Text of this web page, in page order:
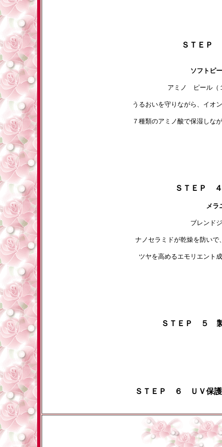
ＳＴＥＰ
ソフトピ
アミノ ピール（
うるおいを守りながら、イオ
７種類のアミノ酸で保湿しな
ＳＴＥＰ
メラ
ブレンド
ナノセラミドが乾燥を防い
ツヤを高めるエモリエント
ＳＴＥＰ ５
ＳＴＥＰ ６ ＵＶ保護